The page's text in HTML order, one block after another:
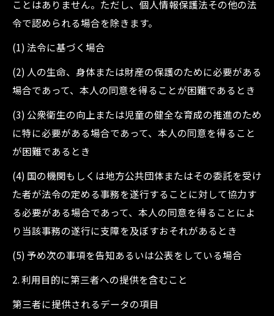
ことはありません。ただし、個人情報保護法その他の法
令で認められる場合を除きます。
(1) 法令に基づく場合
(2) 人の生命、身体または財産の保護のために必要がある
場合であって、本人の同意を得ることが困難であるとき
(3) 公衆衛生の向上または児童の健全な育成の推進のため
に特に必要がある場合であって、本人の同意を得ること
が困難であるとき
(4) 国の機関もしくは地方公共団体またはその委託を受け
た者が法令の定める事務を遂行することに対して協力す
る必要がある場合であって、本人の同意を得ることによ
り当該事務の遂行に支障を及ぼすおそれがあるとき
(5) 予め次の事項を告知あるいは公表をしている場合
2. 利用目的に第三者への提供を含むこと
第三者に提供されるデータの項目